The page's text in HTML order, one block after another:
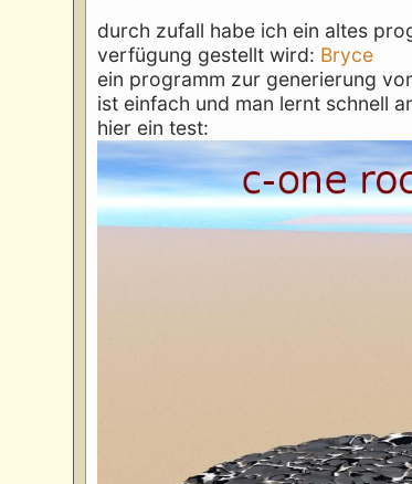
durch zufall habe ich ein altes
verfügung gestellt wird: Bryce
ein programm zur generierung
ist einfach und man lernt schnell
hier ein test: